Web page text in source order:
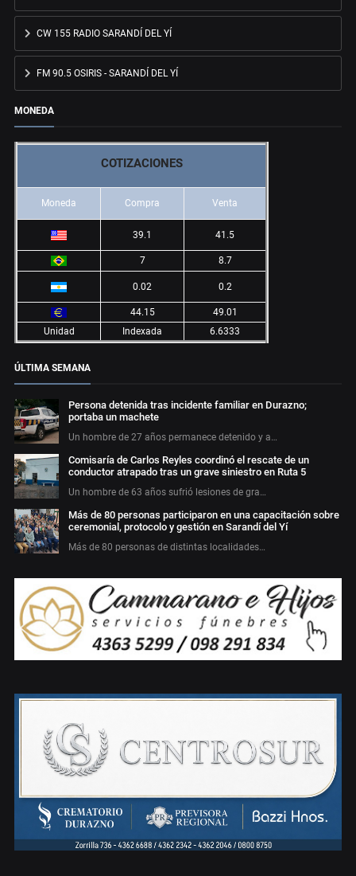
CW 155 RADIO SARANDÍ DEL YÍ
FM 90.5 OSIRIS - SARANDÍ DEL YÍ
MONEDA
COTIZACIONES
Moneda Compra Venta
39.1 41.5
7 8.7
0.02 0.2
44.15
49.01
Unidad
Indexada 6.6333
ÚLTIMA SEMANA
Persona detenida tras incidente familiar en Durazno;
portaba un machete
Un hombre de 27 años permanece detenido y a…
Comisaría de Carlos Reyles coordinó el rescate de un
conductor atrapado tras un grave siniestro en Ruta 5
Un hombre de 63 años sufrió lesiones de gra…
Más de 80 personas participaron en una capacitación sobre
ceremonial, protocolo y gestión en Sarandí del Yí
Más de 80 personas de distintas localidades…